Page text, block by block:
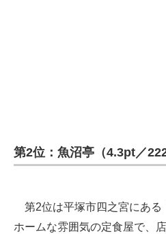
電子設計の基本と応用
建設×テクノロジーの最前線
第2位：魚沼亭（4.3pt／
第2位は平塚市四之宮にある
ホームな雰囲気の定食屋で、